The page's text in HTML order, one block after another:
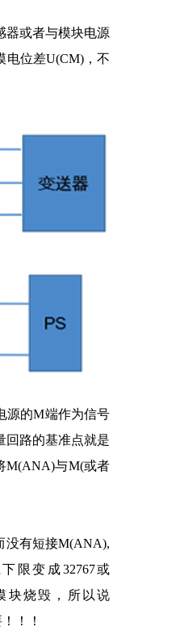
器或者与模块电源
电位差U(CM)，不
源的M端作为信号
回路的基准点就是
M(ANA)与M(或者
没有短接M(ANA),
限变成32767或
块烧毁，所以说
！！